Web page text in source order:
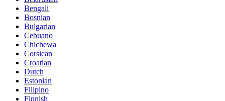
Bengali
Bosnian
Bulgarian
Cebuano
Chichewa
Corsican
Croatian
Dutch
Estonian
Filipino
Finnish